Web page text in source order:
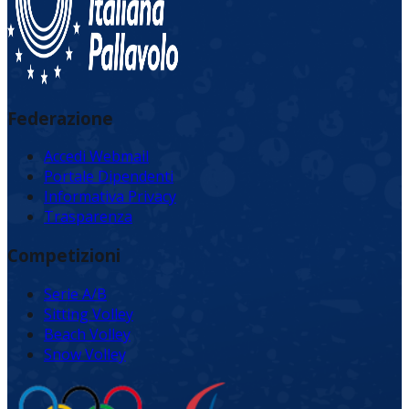
Federazione
Accedi Webmail
Portale Dipendenti
Informativa Privacy
Trasparenza
Competizioni
Serie A/B
Sitting Volley
Beach Volley
Snow Volley